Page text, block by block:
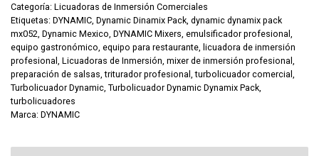
Categoría: Licuadoras de Inmersión Comerciales
Etiquetas: DYNAMIC, Dynamic Dinamix Pack, dynamic dynamix pack
mx052, Dynamic Mexico, DYNAMIC Mixers, emulsificador profesional ,
equipo gastronómico, equipo para restaurante, licuadora de inmersión
profesional , Licuadoras de Inmersión, mixer de inmersión profesional ,
preparación de salsas,triturador profesional ,turbolicuador comercial ,
Turbolicuador Dynamic, Turbolicuador Dynamic Dynamix Pack,
turbolicuadores
Marca: DYNAMIC